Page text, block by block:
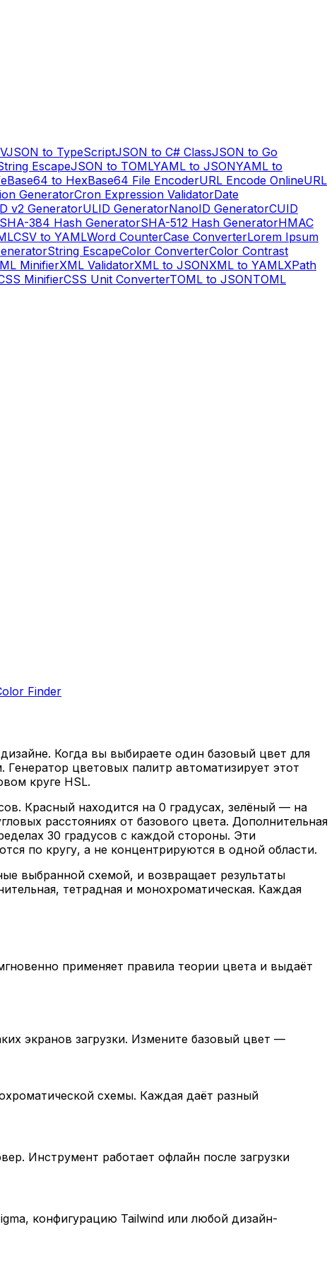
JSON to TypeScriptJSON to C# ClassJSON to Go
EscapeJSON to TOMLYAML to JSONYAML to
Base64 to HexBase64 File EncoderURL Encode OnlineURL
GeneratorCron Expression ValidatorDate
v2 GeneratorULID GeneratorNanoID GeneratorCUID
SHA-384 Hash GeneratorSHA-512 Hash GeneratorHMAC
CSV to YAMLWord CounterCase ConverterLorem Ipsum
String EscapeColor ConverterColor Contrast
MinifierXML ValidatorXML to JSONXML to YAMLXPath
MinifierCSS Unit ConverterTOML to JSONTOML
Finder
Когда вы выбираете один базовый цвет для
цветовых палитр автоматизирует этот
круге HSL.
Красный находится на 0 градусах, зелёный — на
расстояниях от базового цвета. Дополнительная
30 градусов с каждой стороны. Эти
по кругу, а не концентрируются в одной области.
выбранной схемой, и возвращает результаты
тетрадная и монохроматическая. Каждая
применяет правила теории цвета и выдаёт
экранов загрузки. Измените базовый цвет —
схемы. Каждая даёт разный
Инструмент работает офлайн после загрузки
конфигурацию Tailwind или любой дизайн-